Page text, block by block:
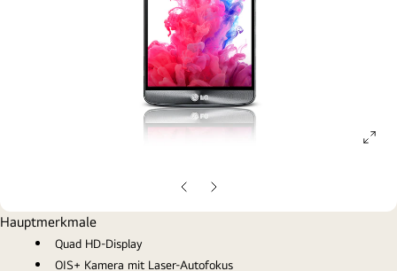
Vorherige
Folie
Nächste
Folie
Hauptmerkmale
Quad HD-Display
OIS+ Kamera mit Laser-Autofokus